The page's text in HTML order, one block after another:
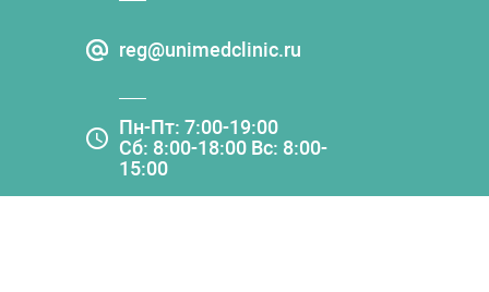
reg@unimedclinic.ru
Пн-Пт: 7:00-19:00
Сб: 8:00-18:00 Вс: 8:00-
15:00